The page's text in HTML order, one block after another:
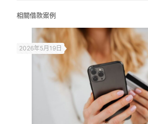
相關借款案例
2026年5月19日